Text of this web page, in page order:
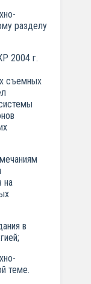
разделу
2004 г.
съемных
на
в
теме.